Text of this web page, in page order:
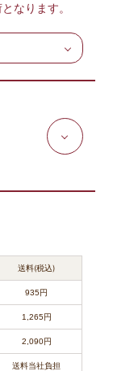
なります。
送料(税込)
935円
1,265円
2,090円
送料当社負担